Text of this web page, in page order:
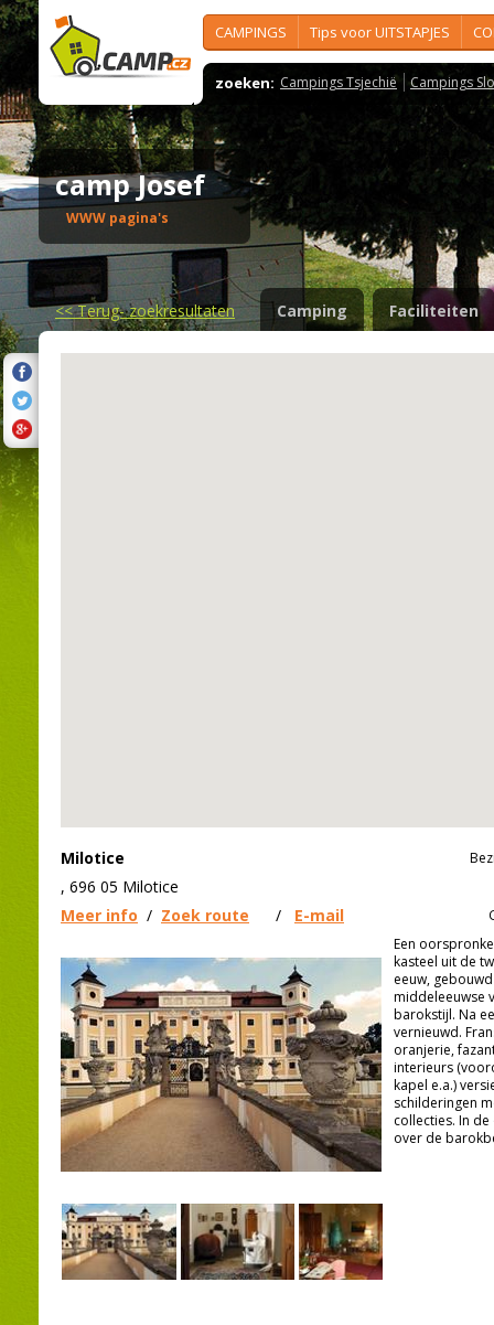
CAMPINGS Tips voor UITSTAPJES
zoeken: Campings Tsjechië Campings
camp Josef
WWW pagina's
<<Terug- zoekresultaten Camping Faciliteiten
Milotice
, 696 05 Milotice
Meer info / Zoek route / E-mail
Een
kasteel uit de
eeuw,
middeleeuwse
barokstijl. Na
vernieuwd.
oranjerie,
interieurs
kapel e.a.)
schilderingen
collecties. In
over de